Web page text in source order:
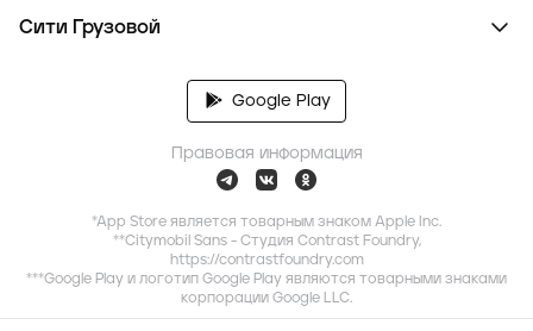
Сити Грузовой
Google Play
Правовая информация
*App Store является товарным знаком Apple Inc.
**Citymobil Sans - Студия Contrast Foundry,
https://contrastfoundry.com
***Google Play и логотип Google Play являются товарными знаками
корпорации Google LLC.